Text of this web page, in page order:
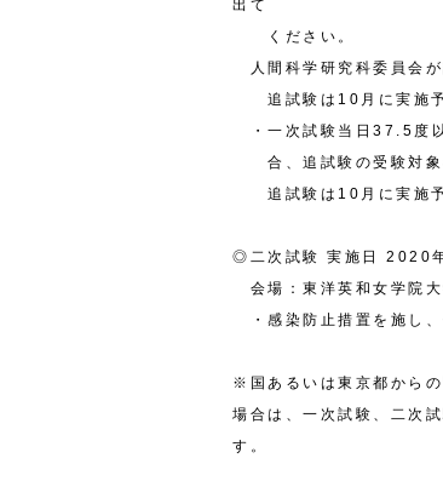
出て
ください。
人間科学研究科委員会が
追試験は 10 月に実施
・一次試験当日 37.5 度
合、追試験の受験対象
追試験は 10 月に実施
◎二次試験 実施日 2020
会場：東洋英和女学院大
・感染防止措置を施し、
※国あるいは東京都から
場合は、一次試験、二次
す。